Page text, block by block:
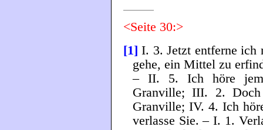
<Seite 30:>
[1] I. 3. Jetzt entferne
gehe, ein Mittel zu
– II. 5. Ich höre
Granville; III. 2.
Granville; IV. 4. Ich
verlasse Sie. – I. 1.